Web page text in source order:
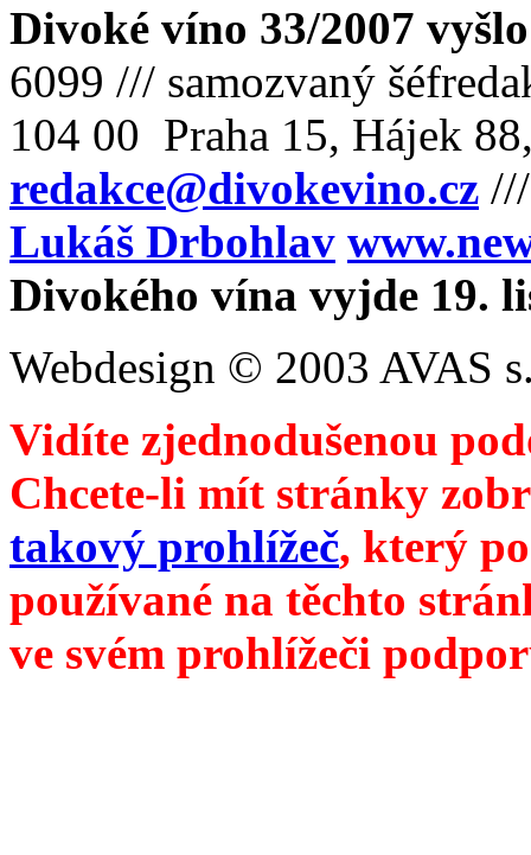
Divoké víno 33/2007
6099 /// samozvaný
104 00 Praha 15, Hájek
redakce@divokevino.cz
Lukáš Drbohlav
Divokého vína vyjde 19.
Webdesign © 2003 AVAS
Vidíte zjednodušenou
Chcete-li mít stránky
takový prohlížeč, který
používané na těchto
ve svém prohlížeči